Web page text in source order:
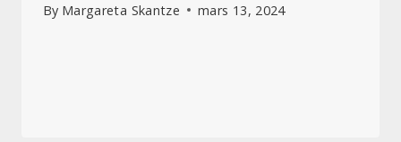
By Margareta Skantze mars 13, 2024